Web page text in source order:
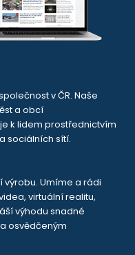
v ČR. Naše
a obcí
k lidem prostřednictvím
sociálních sítí.
Umíme a rádi
virtuální realitu,
výhodu snadné
osvědčeným